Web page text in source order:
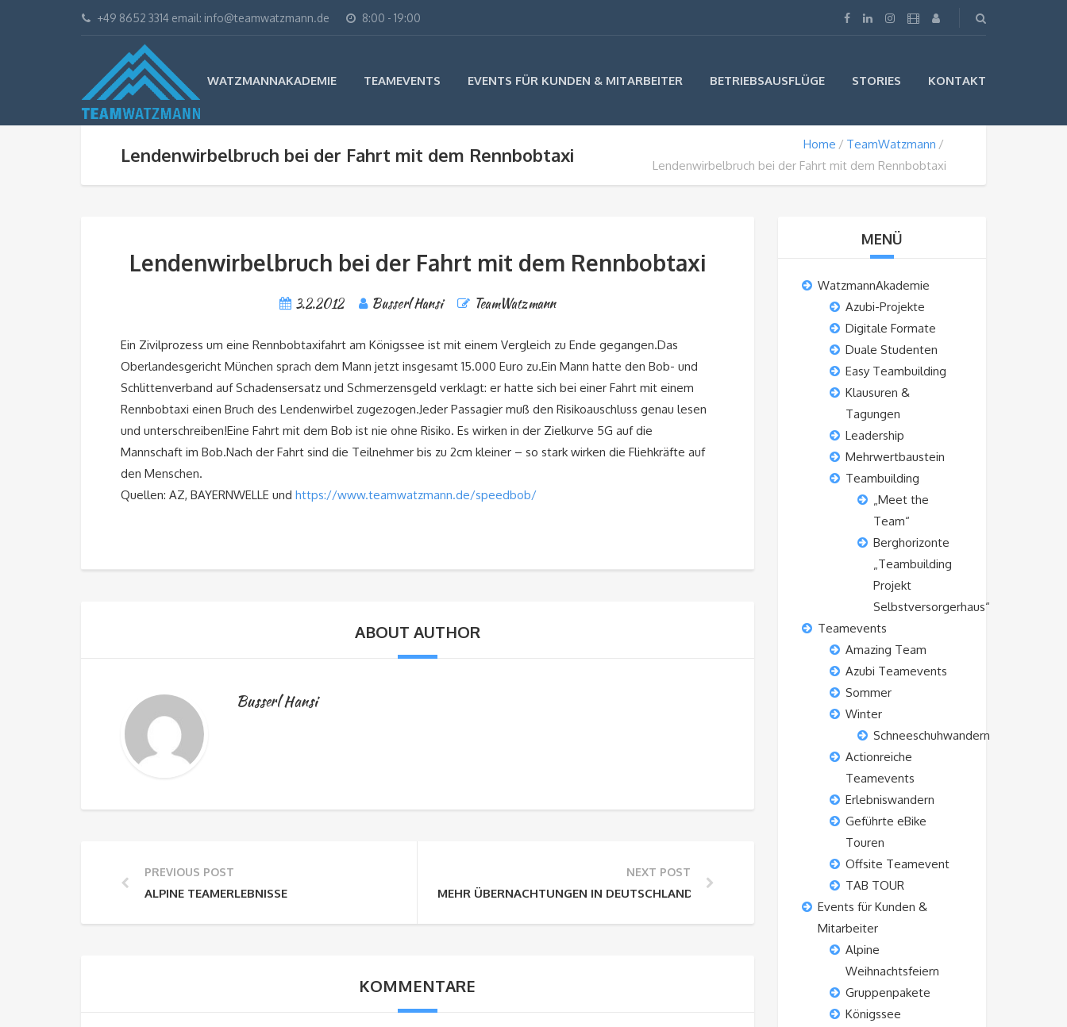
+49 8652 3314 email: info@teamwatzmann.de 8:00 - 19:00
WATZMANNAKADEMIE TEAMEVENTS EVENTS FÜR KUNDEN & MITARBEITER BETRIEBSAUSFLÜGE STORIES KONTAKT
Lendenwirbelbruch bei der Fahrt mit dem Rennbobtaxi Home
TeamWatzmann
Lendenwirbelbruch bei der Fahrt mit dem Rennbobtaxi
Lendenwirbelbruch bei der Fahrt mit dem Rennbobtaxi
3.2.2012 Busserl Hansi TeamWatzmann
Ein Zivilprozess um eine Rennbobtaxifahrt am Königssee ist mit einem Vergleich zu Ende gegangen.Das
Oberlandesgericht München sprach dem Mann jetzt insgesamt 15.000 Euro zu.Ein Mann hatte den Bob- und
Schlittenverband auf Schadensersatz und Schmerzensgeld verklagt: er hatte sich bei einer Fahrt mit einem
Rennbobtaxi einen Bruch des Lendenwirbel zugezogen.Jeder Passagier muß den Risikoauschluss genau lesen
und unterschreiben!Eine Fahrt mit dem Bob ist nie ohne Risiko. Es wirken in der Zielkurve 5G auf die
Mannschaft im Bob.Nach der Fahrt sind die Teilnehmer bis zu 2cm kleiner – so stark wirken die Fliehkräfte auf
den Menschen.
Quellen: AZ, BAYERNWELLE und https://www.teamwatzmann.de/speedbob/
ABOUT AUTHOR
Busserl Hansi
PREVIOUS POST
ALPINE TEAMERLEBNISSE
NEXT POST
MEHR ÜBERNACHTUNGEN IN DEUTSCHLAND
KOMMENTARE
MENÜ
WatzmannAkademie
Azubi-Projekte
Digitale Formate
Duale Studenten
Easy Teambuilding
Klausuren &
Tagungen
Leadership
Mehrwertbaustein
Teambuilding
„Meet the
Team“
Berghorizonte
„Teambuilding
Projekt
Selbstversorgerhaus“
Teamevents
Amazing Team
Azubi Teamevents
Sommer
Winter
Schneeschuhwandern
Actionreiche
Teamevents
Erlebniswandern
Geführte eBike
Touren
Offsite Teamevent
TAB TOUR
Events für Kunden &
Mitarbeiter
Alpine
Weihnachtsfeiern
Gruppenpakete
Königssee